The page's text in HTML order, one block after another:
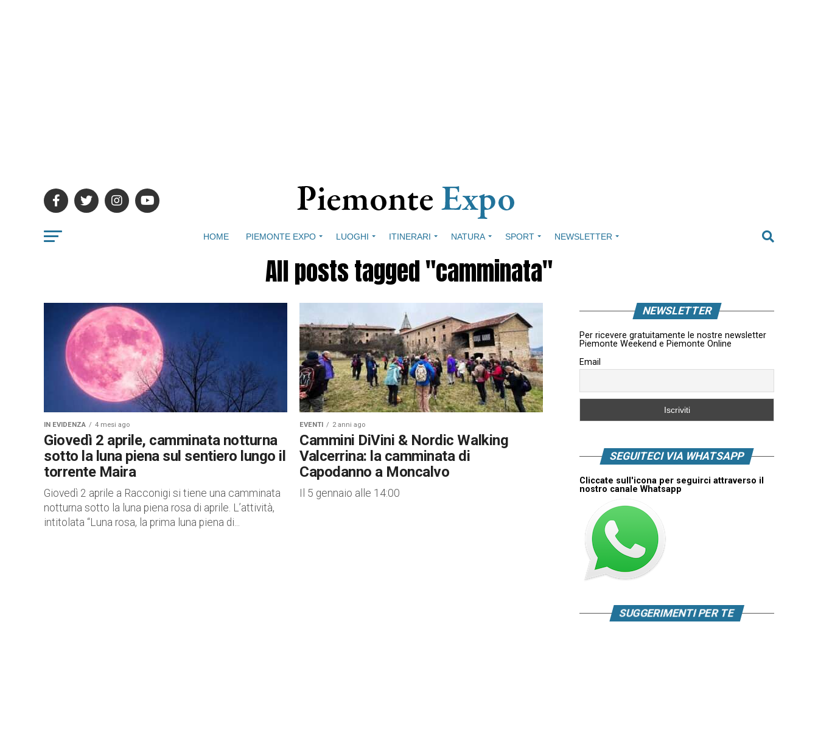
HOME PIEMONTE EXPO LUOGHI ITINERARI NATURA SPORT NEWSLETTER
All posts tagged "camminata"
IN EVIDENZA 4 mesi ago
Giovedì 2 aprile, camminata notturna
sotto la luna piena sul sentiero lungo il
torrente Maira
Giovedì 2 aprile a Racconigi si tiene una camminata
notturna sotto la luna piena rosa di aprile. L’attività,
intitolata “Luna rosa, la prima luna piena di...
EVENTI 2 anni ago
Cammini DiVini & Nordic Walking
Valcerrina: la camminata di
Capodanno a Moncalvo
Il 5 gennaio alle 14:00
NEWSLETTER
Per ricevere gratuitamente le nostre newsletter
Piemonte Weekend e Piemonte Online
Email
SEGUITECI VIA WHATSAPP
Cliccate sull'icona per seguirci attraverso il
nostro canale Whatsapp
SUGGERIMENTI PER TE